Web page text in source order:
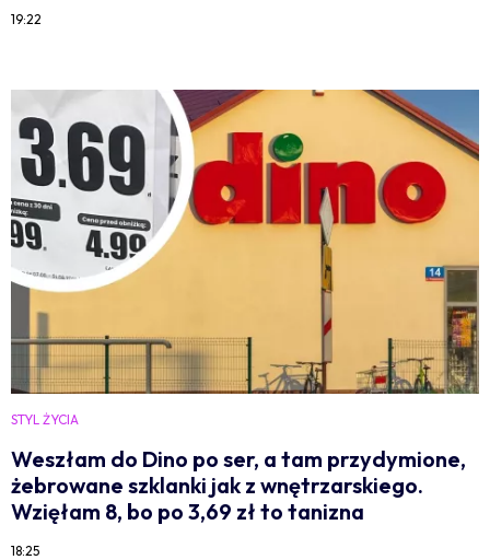
19:22
STYL ŻYCIA
Weszłam do Dino po ser, a tam przydymione,
żebrowane szklanki jak z wnętrzarskiego.
Wzięłam 8, bo po 3,69 zł to tanizna
18:25